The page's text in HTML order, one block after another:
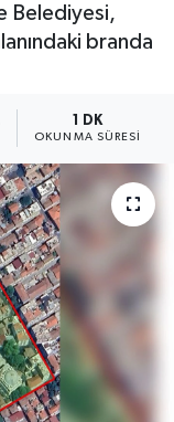
Belediyesi,
branda
1 DK
OKUNMA SÜRESI